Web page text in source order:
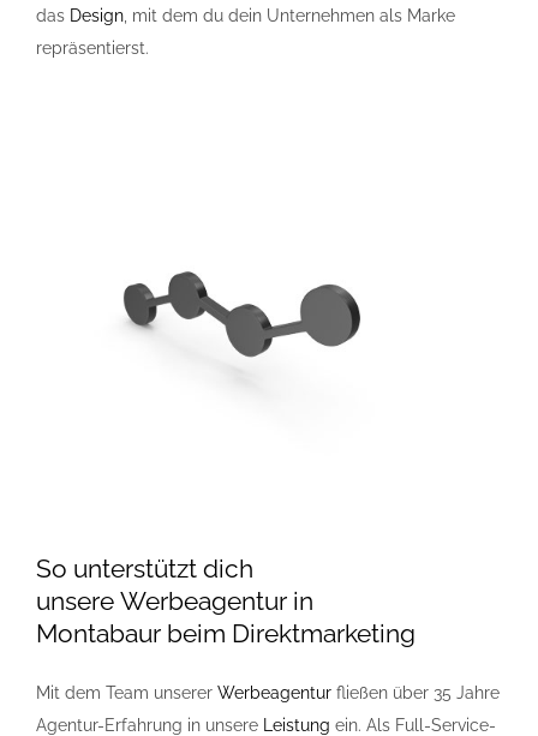
das Design , mit dem du dein Unternehmen als Marke
repräsentierst.
So unterstützt dich
unsere Werbeagentur in
Montabaur beim Direktmarketing
Mit dem Team unserer Werbeagentur fließen über 35 Jahre
Agentur-Erfahrung in unsere
Leistung ein. Als Full-Service-